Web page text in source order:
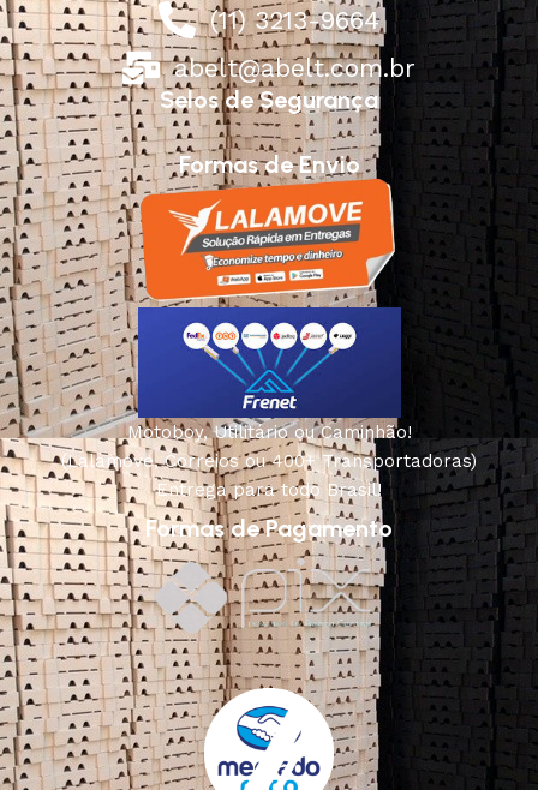
(11) 3213-9664
abelt@abelt.com.br
Selos de Segurança
Formas de Envio
Motoboy, Utilitário ou Caminhão!
(Lalamove, Correios ou 400+ Transportadoras)
Entrega para todo Brasil!
Formas de Pagamento